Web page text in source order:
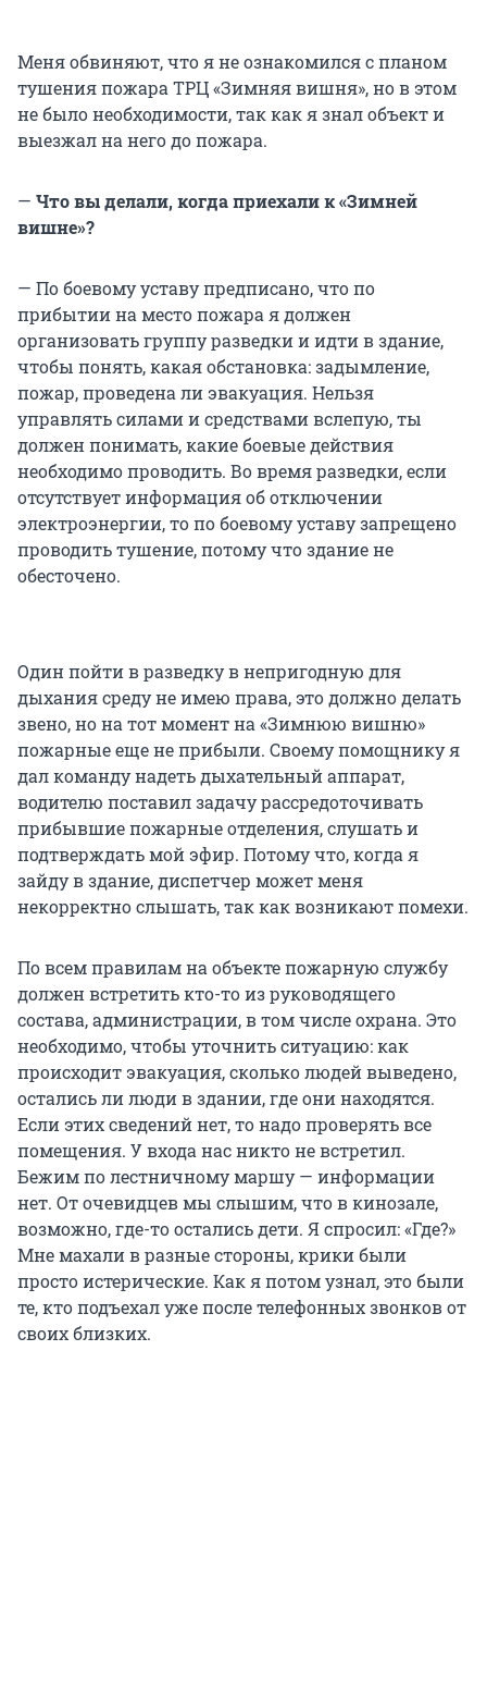
Меня обвиняют, что я не ознакомился с планом
тушения пожара ТРЦ «Зимняя вишня», но в этом
не было необходимости, так как я знал объект и
выезжал на него до пожара.
— Что вы делали, когда приехали к «Зимней
вишне»?
— По боевому уставу предписано, что по
прибытии на место пожара я должен
организовать группу разведки и идти в здание,
чтобы понять, какая обстановка: задымление,
пожар, проведена ли эвакуация. Нельзя
управлять силами и средствами вслепую, ты
должен понимать, какие боевые действия
необходимо проводить. Во время разведки, если
отсутствует информация об отключении
электроэнергии, то по боевому уставу запрещено
проводить тушение, потому что здание не
обесточено.
Один пойти в разведку в непригодную для
дыхания среду не имею права, это должно делать
звено, но на тот момент на «Зимнюю вишню»
пожарные еще не прибыли. Своему помощнику я
дал команду надеть дыхательный аппарат,
водителю поставил задачу рассредоточивать
прибывшие пожарные отделения, слушать и
подтверждать мой эфир. Потому что, когда я
зайду в здание, диспетчер может меня
некорректно слышать, так как возникают помехи.
По всем правилам на объекте пожарную службу
должен встретить кто-то из руководящего
состава, администрации, в том числе охрана. Это
необходимо, чтобы уточнить ситуацию: как
происходит эвакуация, сколько людей выведено,
остались ли люди в здании, где они находятся.
Если этих сведений нет, то надо проверять все
помещения. У входа нас никто не встретил.
Бежим по лестничному маршу — информации
нет. От очевидцев мы слышим, что в кинозале,
возможно, где-то остались дети. Я спросил: «Где?»
Мне махали в разные стороны, крики были
просто истерические. Как я потом узнал, это были
те, кто подъехал уже после телефонных звонков от
своих близких.